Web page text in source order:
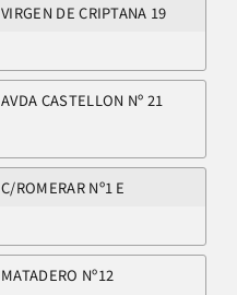
VIRGEN DE CRIPTANA 19
AVDA CASTELLON Nº 21
C/ROMERAR Nº1 E
MATADERO Nº12